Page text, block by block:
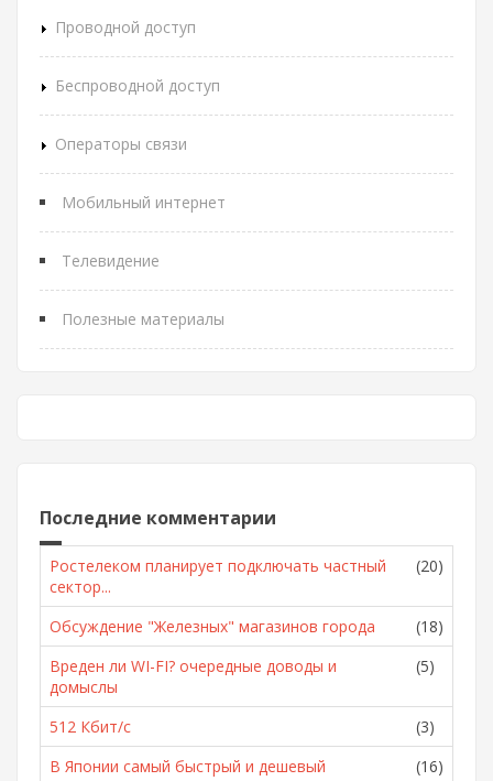
Проводной доступ
Беспроводной доступ
Операторы связи
Мобильный интернет
Телевидение
Полезные материалы
Последние комментарии
Ростелеком планирует подключать частный
сектор...
(20)
Обсуждение "Железных" магазинов города
(18)
Вреден ли WI-FI? очередные доводы и
домыслы
(5)
512 Кбит/с
(3)
В Японии самый быстрый и дешевый
(16)